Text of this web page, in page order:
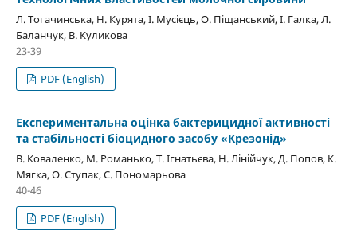
Л. Тогачинська, Н. Курята, І. Мусієць, О. Піщанський, І. Галка, Л.
Баланчук, В. Куликова
23-39
PDF (English)
Експериментальна оцінка бактерицидної активності
та стабільності біоцидного засобу «Крезонід»
В. Коваленко, М. Романько, Т. Ігнатьєва, Н. Лінійчук, Д. Попов, К.
Мягка, О. Ступак, С. Пономарьова
40-46
PDF (English)